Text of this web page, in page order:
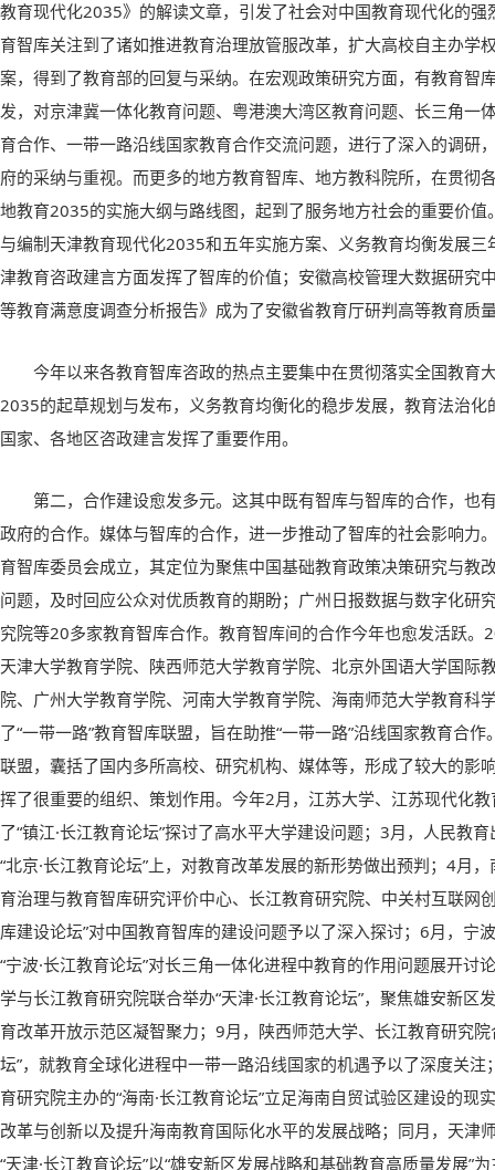
教育现代化2035》的解读文章，引发了社会对中国教育现代化的
育智库关注到了诸如推进教育治理放管服改革，扩大高校自主办学
案，得到了教育部的回复与采纳。在宏观政策研究方面，有教育智
发，对京津冀一体化教育问题、粤港澳大湾区教育问题、长三角一
育合作、一带一路沿线国家教育合作交流问题，进行了深入的调研
府的采纳与重视。而更多的地方教育智库、地方教科院所，在贯彻
地教育2035的实施大纲与路线图，起到了服务地方社会的重要价
与编制天津教育现代化2035和五年实施方案、义务教育均衡发展
津教育咨政建言方面发挥了智库的价值；安徽高校管理大数据研究
等教育满意度调查分析报告》成为了安徽省教育厅研判高等教育质
今年以来各教育智库咨政的热点主要集中在贯彻落实全国教育
2035的起草规划与发布，义务教育均衡化的稳步发展，教育法治
国家、各地区咨政建言发挥了重要作用。
第二，合作建设愈发多元。这其中既有智库与智库的合作，也
政府的合作。媒体与智库的合作，进一步推动了智库的社会影响力
育智库委员会成立，其定位为聚焦中国基础教育政策决策研究与教
问题，及时回应公众对优质教育的期盼；广州日报数据与数字化研
究院等20多家教育智库合作。教育智库间的合作今年也愈发活跃
天津大学教育学院、陕西师范大学教育学院、北京外国语大学国际
院、广州大学教育学院、河南大学教育学院、海南师范大学教育科
了“一带一路”教育智库联盟，旨在助推“一带一路”沿线国家教育合
联盟，囊括了国内多所高校、研究机构、媒体等，形成了较大的影
挥了很重要的组织、策划作用。今年2月，江苏大学、江苏现代化
了“镇江·长江教育论坛”探讨了高水平大学建设问题；3月，人民教
“北京·长江教育论坛”上，对教育改革发展的新形势做出预判；4月
育治理与教育智库研究评价中心、长江教育研究院、中关村互联网
库建设论坛”对中国教育智库的建设问题予以了深入探讨；6月，宁
“宁波·长江教育论坛”对长三角一体化进程中教育的作用问题展开讨
学与长江教育研究院联合举办“天津·长江教育论坛”，聚焦雄安新区
育改革开放示范区凝智聚力；9月，陕西师范大学、长江教育研究院
坛”，就教育全球化进程中一带一路沿线国家的机遇予以了深度关
育研究院主办的“海南·长江教育论坛”立足海南自贸试验区建设的现
改革与创新以及提升海南教育国际化水平的发展战略；同月，天津
“天津·长江教育论坛”以“雄安新区发展战略和基础教育高质量发展”